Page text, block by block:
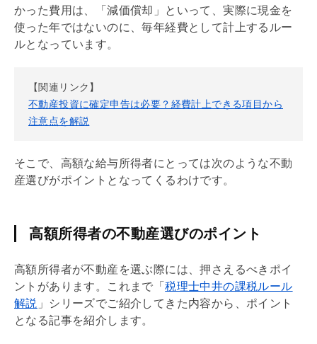
かった費用は、「減価償却 」といって、実際に現金を
使った年ではないのに、毎年経費として計上するルー
ルとなっています。
【関連リンク】
不動産投資に確定申告は必要？経費計上できる項目から
注意点を解説
そこで、高額な給与所得者にとっては次のような不動
産選びがポイントとなってくるわけです。
高額所得者の不動産選びのポイント
高額所得者が不動産を選ぶ際には、押さえるべきポイ
ントがあります。これまで「税理士中井の課税ルール
解説 」シリーズでご紹介してきた内容から、ポイント
となる記事を紹介します。